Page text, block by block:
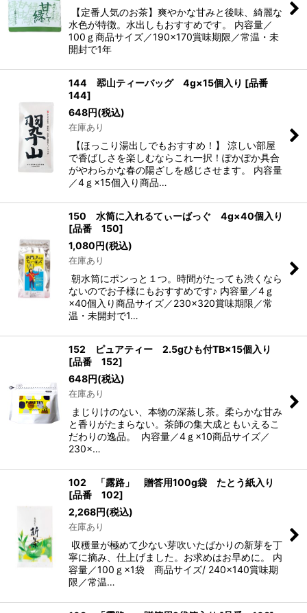
【定番人気のお茶】爽やかな甘みと後味、綺麗な
水色が特徴。水出しもおすすめです。 内容量／
100ｇ商品サイズ／190×170賞味期限／常温・未
開封で1年
144 翆山ティーバッグ 4g×15個入り [品番
144]
648円(税込)
在庫あり
【ほっこり湯出しでもおすすめ！】 涼しい部屋
で香ばしさを楽しむならこれ一択！ぽかぽか具合
がやわらかな春の陽ざしを感じさせます。 内容量
／4ｇ×15個入り商品…
150 水筒に入れるてぃーばっぐ 4g×40個入り
[品番 150]
1,080円(税込)
在庫あり
朝水筒にポンっと１つ。時間がたっても渋くなら
ないのでお子様にもおすすめです♪ 内容量／4ｇ
×40個入り商品サイズ／230×320賞味期限／常
温・未開封で1…
152 ピュアティー 2.5gひも付TB×15個入り
[品番 152]
648円(税込)
在庫あり
まじりけのない、本物の深蒸し茶。柔らかな甘み
と香りがたまらない。茶師の集大成ともいえるこ
だわりの逸品。 内容量／4ｇ×10商品サイズ／
230×…
102 「露路」 贈答用100g袋 たとう紙入り
[品番 102]
2,268円(税込)
在庫あり
収穫量が極めて少ない芽吹いたばかりの新芽を丁
寧に摘み、仕上げました。お求めはお早めに。 内
容量／100ｇ×1袋 商品サイズ/ 240×140賞味期
限／常温…